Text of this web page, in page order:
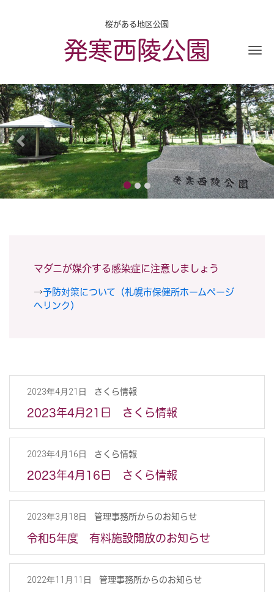
発寒西陵公園
桜がある地区公園
Previous Next
マダニが媒介する感染症に注意しましょう
→予防対策について（札幌市保健所ホームページ
へリンク）
2023年4月21日 さくら情報
2023年4月21日 さくら情報
2023年4月16日 さくら情報
2023年4月16日 さくら情報
2023年3月18日 管理事務所からのお知らせ
令和5年度 有料施設開放のお知らせ
2022年11月11日 管理事務所からのお知らせ